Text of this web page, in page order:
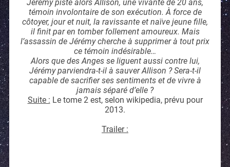
Jérémy piste alors Allison, une vivante de 20 ans,
témoin involontaire de son exécution. À force de
côtoyer, jour et nuit, la ravissante et naïve jeune fille,
il finit par en tomber follement amoureux. Mais
l’assassin de Jérémy cherche à supprimer à tout prix
ce témoin indésirable…
Alors que des Anges se liguent aussi contre lui,
Jérémy parviendra-t-il à sauver Allison ? Sera-t-il
capable de sacrifier ses sentiments et de vivre à
jamais séparé d’elle ?
Suite : Le tome 2 est, selon wikipedia, prévu pour
2013.
Trailer :